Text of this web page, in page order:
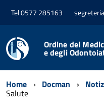
Tel 0577 285163
Ordine dei
e degli
Home Docman
Salute